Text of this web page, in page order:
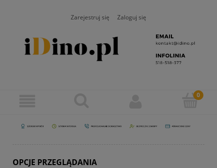
Zarejestruj się Zaloguj się
OPCJE PRZEGLĄDANIA